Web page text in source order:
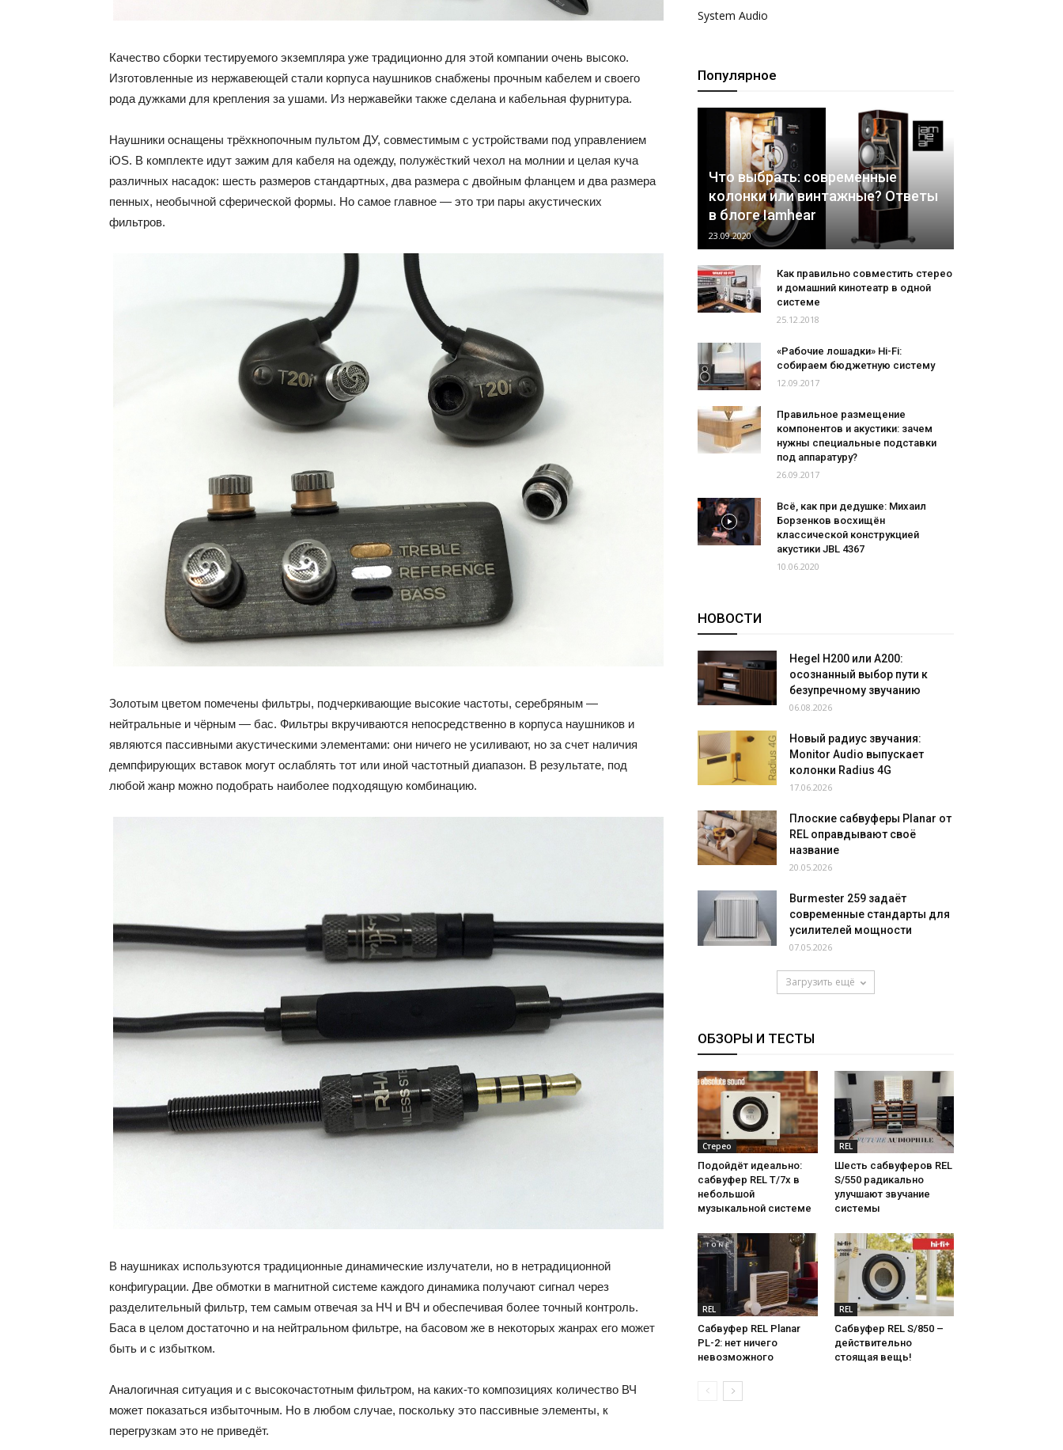
Качество сборки тестируемого экземпляра уже традиционно для этой компании очень высоко.
Изготовленные из нержавеющей стали корпуса наушников снабжены прочным кабелем и своего
рода дужками для крепления за ушами. Из нержавейки также сделана и кабельная фурнитура.
Наушники оснащены трёхкнопочным пультом ДУ, совместимым с устройствами под управлением
iOS. В комплекте идут зажим для кабеля на одежду, полужёсткий чехол на молнии и целая куча
различных насадок: шесть размеров стандартных, два размера с двойным фланцем и два размера
пенных, необычной сферической формы. Но самое главное — это три пары акустических
фильтров.
Золотым цветом помечены фильтры, подчеркивающие высокие частоты, серебряным —
нейтральные и чёрным — бас. Фильтры вкручиваются непосредственно в корпуса наушников и
являются пассивными акустическими элементами: они ничего не усиливают, но за счет наличия
демпфирующих вставок могут ослаблять тот или иной частотный диапазон. В результате, под
любой жанр можно подобрать наиболее подходящую комбинацию.
В наушниках используются традиционные динамические излучатели, но в нетрадиционной
конфигурации. Две обмотки в магнитной системе каждого динамика получают сигнал через
разделительный фильтр, тем самым отвечая за НЧ и ВЧ и обеспечивая более точный контроль.
Баса в целом достаточно и на нейтральном фильтре, на басовом же в некоторых жанрах его может
быть и с избытком.
Аналогичная ситуация и с высокочастотным фильтром, на каких-то композициях количество ВЧ
может показаться избыточным. Но в любом случае, поскольку это пассивные элементы, к
перегрузкам это не приведёт.
System Audio
Популярное
Что выбрать: современные
колонки или винтажные? Ответы
в блоге Iamhear
23.09.2020
Как правильно совместить стерео
и домашний кинотеатр в одной
системе
25.12.2018
«Рабочие лошадки» Hi-Fi:
собираем бюджетную систему
12.09.2017
Правильное размещение
компонентов и акустики: зачем
нужны специальные подставки
под аппаратуру?
26.09.2017
Всё, как при дедушке: Михаил
Борзенков восхищён
классической конструкцией
акустики JBL 4367
10.06.2020
НОВОСТИ
Hegel H200 или A200:
осознанный выбор пути к
безупречному звучанию
06.08.2026
Новый радиус звучания:
Monitor Audio выпускает
колонки Radius 4G
17.06.2026
Плоские сабвуферы Planar от
REL оправдывают своё
название
20.05.2026
Burmester 259 задаёт
современные стандарты для
усилителей мощности
07.05.2026
Загрузить ещё
ОБЗОРЫ И ТЕСТЫ
Стерео
Подойдёт идеально:
сабвуфер REL T/7x в
небольшой
музыкальной системе
REL
Шесть сабвуферов REL
S/550 радикально
улучшают звучание
системы
REL
Сабвуфер REL Planar
PL-2: нет ничего
невозможного
REL
Сабвуфер REL S/850 –
действительно
стоящая вещь!